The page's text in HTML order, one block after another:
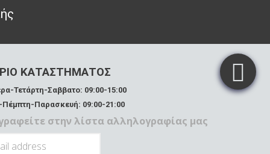
ΚΑΤΑΣΤΗΜΑΤΟΣ
Τετάρτη-Σαββατο: 09:00-15:00
Πέμπτη-Παρασκευή: 09:00-21:00
στην λίστα αλληλογραφίας μας